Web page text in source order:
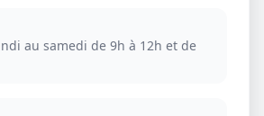
au samedi de 9h à 12h et de